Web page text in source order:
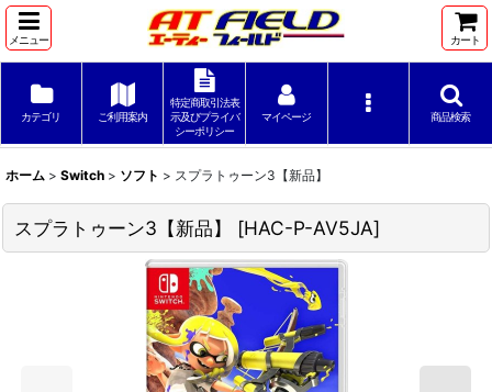
メニュー カート
カテゴリ ご利用案内
特定商取引法表
示及びプライバ
シーポリシー
マイページ 商品検索
ホーム > Switch > ソフト > スプラトゥーン3【新品】
スプラトゥーン3【新品】 [HAC-P-AV5JA]